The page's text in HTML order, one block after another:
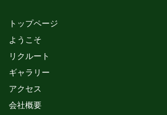
トップページ
ようこそ
リクルート
ギャラリー
アクセス
会社概要